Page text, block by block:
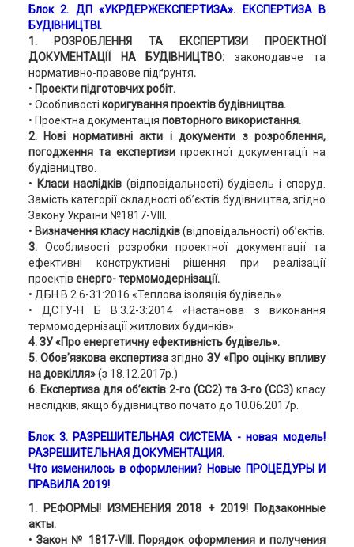
Блок 2. ДП «УКРДЕРЖЕКСПЕРТИЗА». ЕКСПЕРТИЗА В
БУДІВНИЦТВІ.
1. РОЗРОБЛЕННЯ ТА ЕКСПЕРТИЗИ ПРОЕКТНОЇ
ДОКУМЕНТАЦІЇ НА БУДІВНИЦТВО:законодавче та
нормативно-правове підґрунтя.
• Проекти підготовчих робіт.
• Особливості коригування проектів будівництва.
• Проектна документація повторного використання.
2. Нові нормативні акти і документи з розроблення,
погодження та експертизипроектної документації на
будівництво.
• Класи наслідків (відповідальності) будівель і споруд.
Замість категорії складності об’єктів будівництва, згідно
Закону України №1817-VIII.
• Визначення класу наслідків(відповідальності) об’єктів.
3.Особливості розробки проектної документації та
ефективні конструктивні рішення при реалізації
проектів енерго- термомодернізації.
• ДБН В.2.6-31:2016 «Теплова ізоляція будівель».
• ДСТУ-Н Б В.3.2-3:2014 «Настанова з виконання
термомодернізації житлових будинків».
4. ЗУ «Про енергетичну ефективність будівель».
5. Обов’язкова експертиза згідноЗУ «Про оцінку впливу
на довкілля»(з 18.12.2017р.)
6. Експертиза для об’єктів 2-го (СС2) та 3-го (СС3) класу
наслідків, якщо будівництво почато до 10.06.2017р.
Блок 3. РАЗРЕШИТЕЛЬНАЯ СИСТЕМА - новая модель!
РАЗРЕШИТЕЛЬНАЯ ДОКУМЕНТАЦИЯ.
Что изменилось в оформлении? Новые ПРОЦЕДУРЫ И
ПРАВИЛА 2019!
1. РЕФОРМЫ! ИЗМЕНЕНИЯ 2018 + 2019! Подзаконные
акты.
• Закон № 1817-VIII. Порядок оформления и получения